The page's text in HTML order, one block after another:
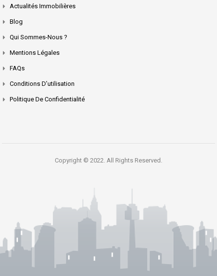
Actualités Immobilières
Blog
Qui Sommes-Nous ?
Mentions Légales
FAQs
Conditions D’utilisation
Politique De Confidentialité
Copyright © 2022. All Rights Reserved.